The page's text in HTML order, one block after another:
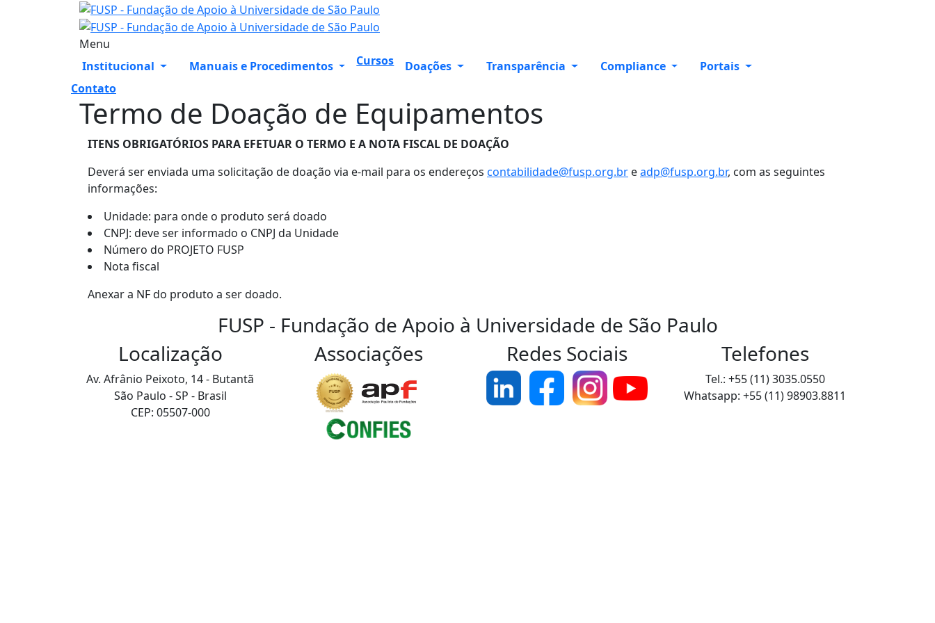
Menu
Institucional
Manuais e Procedimentos Cursos Doações Transparência Compliance
Portais
Contato
Termo de Doação de Equipamentos
ITENS OBRIGATÓRIOS PARA EFETUAR O TERMO E A NOTA FISCAL DE DOAÇÃO
Deverá ser enviada uma solicitação de doação via e-mail para os endereços contabilidade@fusp.org.br eadp@fusp.org.br, com as seguintes
informações:
Unidade: para onde o produto será doado
CNPJ: deve ser informado o CNPJ da Unidade
Número do PROJETO FUSP
Nota fiscal
Anexar a NF do produto a ser doado.
FUSP - Fundação de Apoio à Universidade de São Paulo
Localização
Av. Afrânio Peixoto, 14 - Butantã
São Paulo - SP - Brasil
CEP: 05507-000
Associações Redes Sociais Telefones
Tel.: +55 (11) 3035.0550
Whatsapp: +55 (11) 98903.8811